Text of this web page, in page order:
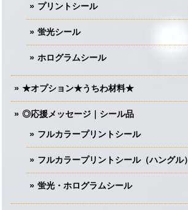
プリントシール
蛍光シール
ホログラムシール
★オプション★うちわ材料★
◎応援メッセージ｜シール品
フルカラープリントシール
フルカラープリントシール（ハングル）
蛍光・ホログラムシール